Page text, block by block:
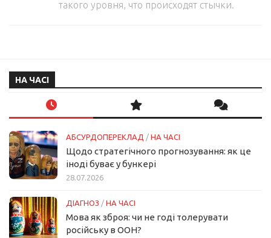
такого уровня, что происходят стычки.
НА ЧАСІ
АБСУРДОПЕРЕКЛАД / НА ЧАСІ
Щодо стратегічного прогнозування: як це
іноді буває у бункері
28.07.2026
ДІАГНОЗ / НА ЧАСІ
Мова як зброя: чи не годі толерувати
російську в ООН?